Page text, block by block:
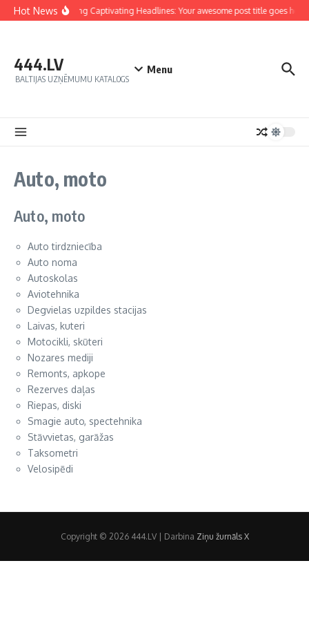
Hot NewsCrafting Captivating Headlines: Your awesome post title goes here
444.LV
BALTIJAS UZŅĒMUMU KATALOGS
Menu
Auto, moto
Auto, moto
Auto tirdzniecība
Auto noma
Autoskolas
Aviotehnika
Degvielas uzpildes stacijas
Laivas, kuteri
Motocikli, skūteri
Nozares mediji
Remonts, apkope
Rezerves daļas
Riepas, diski
Smagie auto, spectehnika
Stāvvietas, garāžas
Taksometri
Velosipēdi
Copyright © 2026 444.LV | Darbina Ziņu žurnāls X